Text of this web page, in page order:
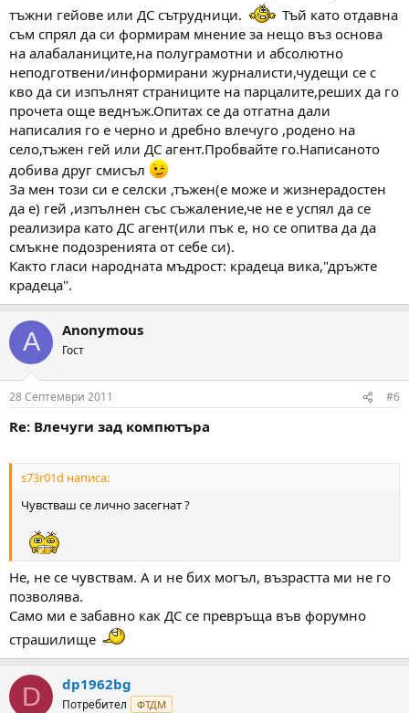
тъжни гейове или ДС сътрудници.
Тъй като отдавна
съм спрял да си формирам мнение за нещо въз основа
на алабаланиците,на полуграмотни и абсолютно
неподготвени/информирани журналисти,чудещи се с
кво да си изпълнят страниците на парцалите,реших да го
прочета още веднъж.Опитах се да отгатна дали
написалия го е черно и дребно влечуго ,родено на
село,тъжен гей или ДС агент.Пробвайте го.Написаното
добива друг смисъл
За мен този си е селски ,тъжен(е може и жизнерадостен
да е) гей ,изпълнен със съжаление,че не е успял да се
реализира като ДС агент(или пък е, но се опитва да да
смъкне подозренията от себе си).
Както гласи народната мъдрост: крадеца вика,"дръжте
крадеца".
A Anonymous
Гост
28 Септември 2011 #6
Re: Влечуги зад компютъра
s73r01d написа:
Чувстваш се лично засегнат ?
Не, не се чувствам. А и не бих могъл, възрастта ми не го
позволява.
Само ми е забавно как ДС се превръща във форумно
страшилище
D dp1962bg
Потребител ФТДМ